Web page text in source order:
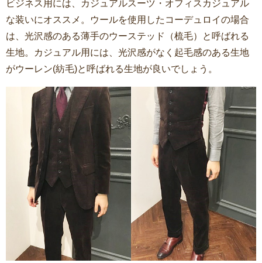
ビジネス用には、カジュアルスーツ・オフィスカジュアル
な装いにオススメ。ウールを使用したコーデュロイの場合
は、光沢感のある薄手のウーステッド（梳毛）と呼ばれる
生地。カジュアル用には、光沢感がなく起毛感のある生地
がウーレン(紡毛)と呼ばれる生地が良いでしょう。